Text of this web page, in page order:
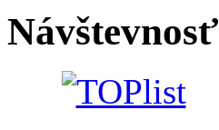
Návštevnosť